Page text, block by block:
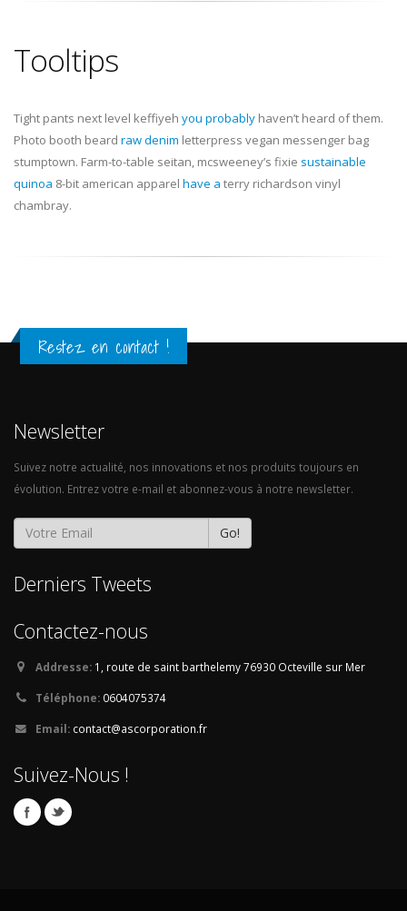
Tooltips
Tight pants next level keffiyeh you probably haven’t heard of them.
Photo booth beard raw denim letterpress vegan messenger bag
stumptown. Farm-to-table seitan, mcsweeney’s fixie sustainable
quinoa 8-bit american apparel have a terry richardson vinyl
chambray.
Restez en contact !
Newsletter
Suivez notre actualité, nos innovations et nos produits toujours en
évolution. Entrez votre e-mail et abonnez-vous à notre newsletter.
Go!
Derniers Tweets
Contactez-nous
Addresse: 1, route de saint barthelemy76930 Octeville sur Mer
Téléphone: 0604075374
Email: contact@ascorporation.fr
Suivez-Nous !